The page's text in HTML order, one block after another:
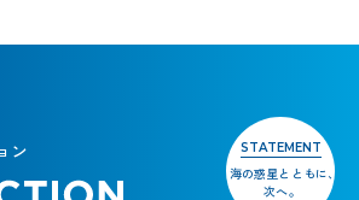
ン
STATEMENT
海の惑星とともに、
次へ。